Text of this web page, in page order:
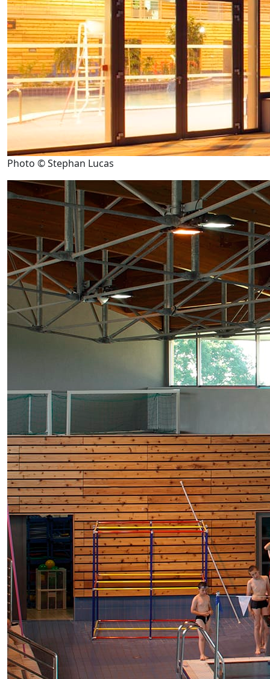
Photo © Stephan Lucas